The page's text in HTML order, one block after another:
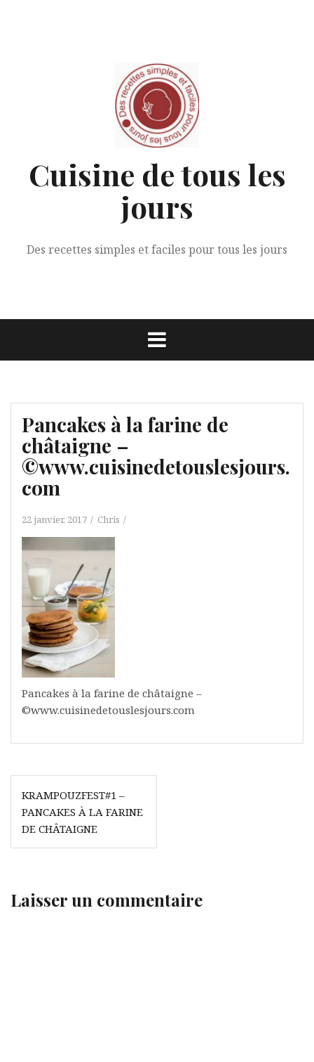
Cuisine de tous les
jours
Des recettes simples et faciles pour tous les jours
Pancakes à la farine de
châtaigne –
©www.cuisinedetouslesjours.
com
22 janvier, 2017 Chris
Pancakes à la farine de châtaigne –
©www.cuisinedetouslesjours.com
Navigation
de
l’article
KRAMPOUZFEST#1 –
PANCAKES À LA FARINE
DE CHÂTAIGNE
Laisser un commentaire